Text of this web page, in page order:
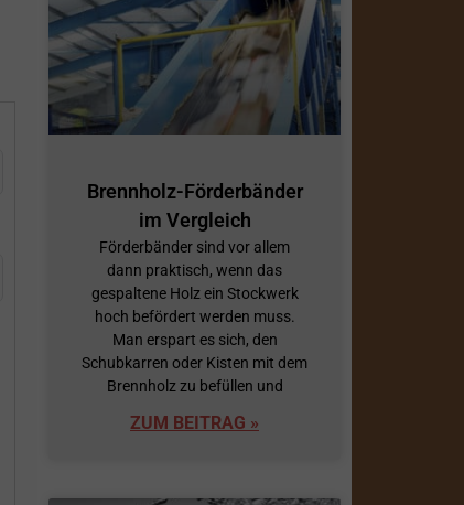
Brennholz-Förderbänder
im Vergleich
Förderbänder sind vor allem
dann praktisch, wenn das
gespaltene Holz ein Stockwerk
hoch befördert werden muss.
Man erspart es sich, den
Schubkarren oder Kisten mit dem
Brennholz zu befüllen und
ZUM BEITRAG »